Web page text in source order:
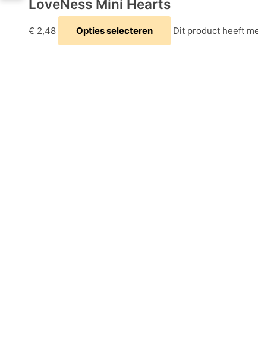
LoveNess Mini Hearts
€ 2,48 Opties selecteren Dit product heeft